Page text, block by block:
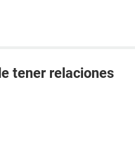
tener relaciones